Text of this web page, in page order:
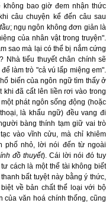
không bao giờ đem nhận thức
câu chuyện kể đến câu sau
; ngụ ngôn không đơn giản là
của nhân vật trong truyện".
sao mà lại có thể bị nắm cứng
Nhà tiểu thuyết chân chính sẽ
làm trò "cả vú lấp miệng em".
biến của ngôn ngữ tìm thấy ở
khi đã cất lên liền rơi vào trong
phát ngôn sống động (hoặc
là khẩu ngữ) đều vang đi
bàng thính tạm giữ vai trò
vào vĩnh cửu, mà chỉ khiêm
phố nhỏ, lời nói đến từ ngoài
đồ thuyết). Cái lời nói đó tuy
cách là một thể tài không biết
bất tuyệt này bằng ý thức,
về bản chất thể loại với bộ
của văn hoá chính thống, cũng